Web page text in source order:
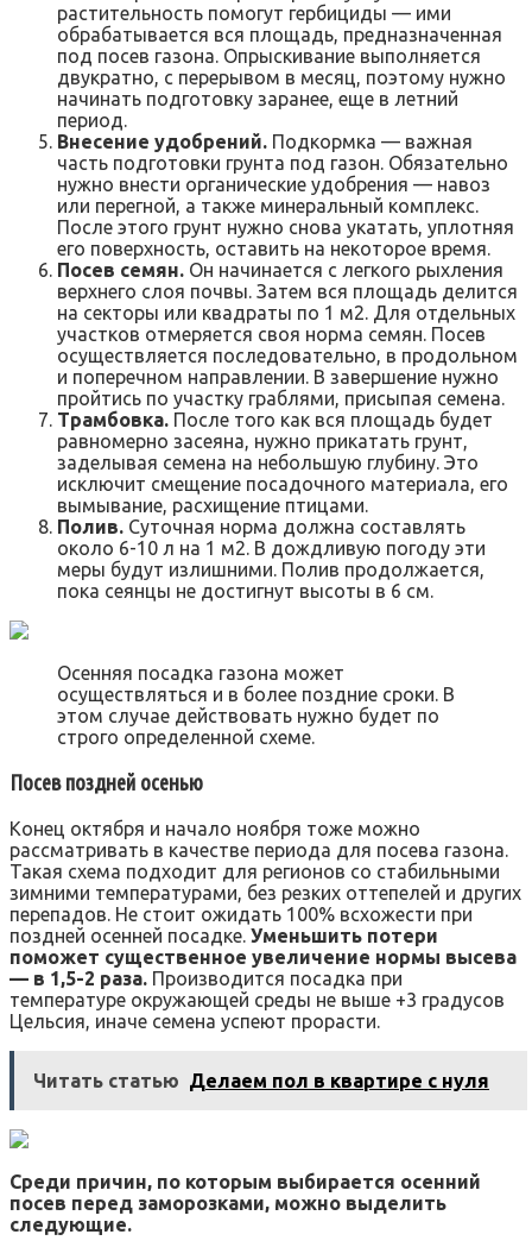
растительность помогут гербициды — ими
обрабатывается вся площадь, предназначенная
под посев газона. Опрыскивание выполняется
двукратно, с перерывом в месяц, поэтому нужно
начинать подготовку заранее, еще в летний
период.
Внесение удобрений. Подкормка — важная
часть подготовки грунта под газон. Обязательно
нужно внести органические удобрения — навоз
или перегной, а также минеральный комплекс.
После этого грунт нужно снова укатать, уплотняя
его поверхность, оставить на некоторое время.
Посев семян. Он начинается с легкого рыхления
верхнего слоя почвы. Затем вся площадь делится
на секторы или квадраты по 1 м2. Для отдельных
участков отмеряется своя норма семян. Посев
осуществляется последовательно, в продольном
и поперечном направлении. В завершение нужно
пройтись по участку граблями, присыпая семена.
Трамбовка. После того как вся площадь будет
равномерно засеяна, нужно прикатать грунт,
заделывая семена на небольшую глубину. Это
исключит смещение посадочного материала, его
вымывание, расхищение птицами.
Полив. Суточная норма должна составлять
около 6-10 л на 1 м2. В дождливую погоду эти
меры будут излишними. Полив продолжается,
пока сеянцы не достигнут высоты в 6 см.
Осенняя посадка газона может
осуществляться и в более поздние сроки. В
этом случае действовать нужно будет по
строго определенной схеме.
Посев поздней осенью
Конец октября и начало ноября тоже можно
рассматривать в качестве периода для посева газона.
Такая схема подходит для регионов со стабильными
зимними температурами, без резких оттепелей и других
перепадов. Не стоит ожидать 100% всхожести при
поздней осенней посадке. Уменьшить потери
поможет существенное увеличение нормы высева
— в 1,5-2 раза. Производится посадка при
температуре окружающей среды не выше +3 градусов
Цельсия, иначе семена успеют прорасти.
Читать статью Делаем пол в квартире с нуля
Среди причин, по которым выбирается осенний
посев перед заморозками, можно выделить
следующие.